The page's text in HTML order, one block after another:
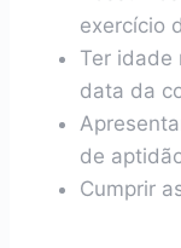
exercício
Ter idade
data da
de
Cumprir